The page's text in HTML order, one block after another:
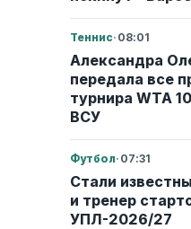
Теннис· 08:01
Александра
передала все
турнира WTA
ВСУ
Футбол· 07:31
Стали
и тренер
УПЛ-2026/27